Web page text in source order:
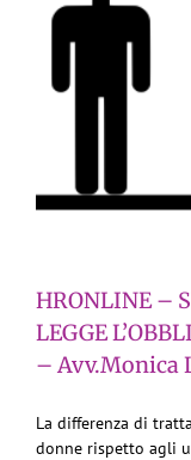
HRONLINE –
LEGGE
– Avv.Monica
La differenza di
donne rispetto agli